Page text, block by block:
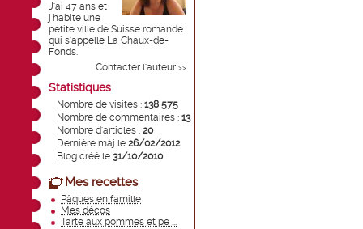
J'ai 47 ans et
j'habite une
petite ville de Suisse romande
qui s'appelle La Chaux-de-
Fonds.
Contacter l'auteur >>
Statistiques
Nombre de visites : 138 575
Nombre de commentaires : 13
Nombre d'articles : 20
Dernière màj le 26/02/2012
Blog créé le 31/10/2010
Mes recettes
Pâques en famille
Mes décos
Tarte aux pommes et pê ...